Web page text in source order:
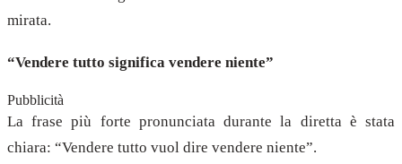
mirata.
“Vendere tutto significa vendere niente”
Pubblicità
La frase più forte pronunciata durante la diretta è stata
chiara: “Vendere tutto vuol dire vendere niente”.